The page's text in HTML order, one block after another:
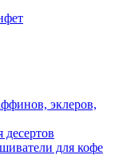
эклеров,
для кофе